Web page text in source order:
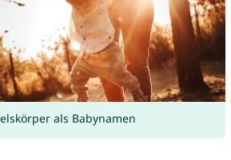
als Babynamen